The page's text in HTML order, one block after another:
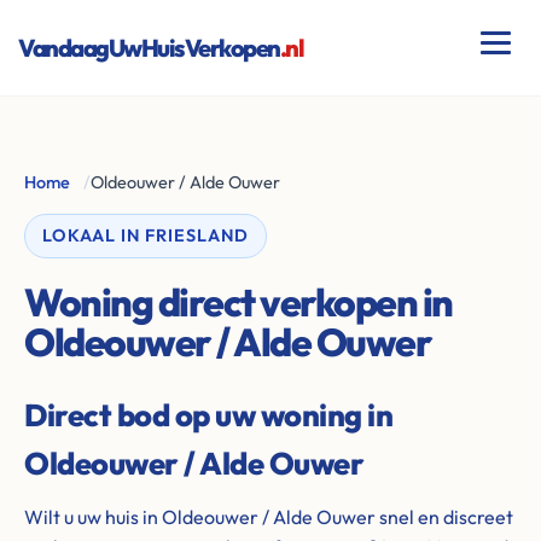
VandaagUwHuisVerkopen.nl
Home /Oldeouwer / Alde Ouwer
LOKAAL IN FRIESLAND
Woning direct verkopen in
Oldeouwer / Alde Ouwer
Direct bod op uw woning in
Oldeouwer / Alde Ouwer
Wilt u uw huis in Oldeouwer / Alde Ouwer snel en discreet